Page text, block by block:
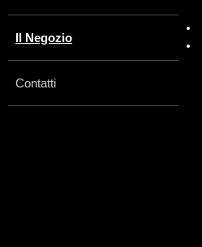
Il Negozio
Contatti